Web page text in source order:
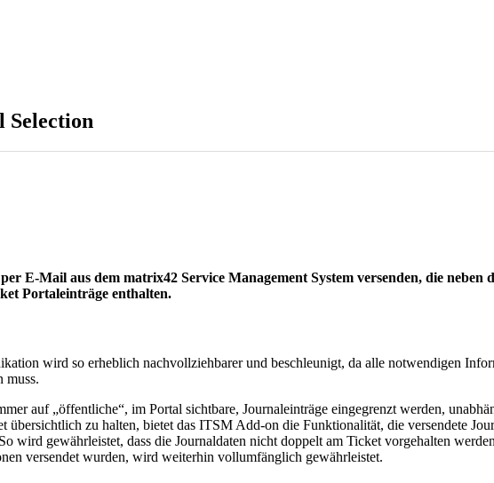
Selection
E-Mail aus dem matrix42 Service Management System versenden, die
Portaleinträge enthalten.
wird so erheblich nachvollziehbarer und beschleunigt, da alle notwendigen
muss.
auf „öffentliche“, im Portal sichtbare, Journaleinträge eingegrenzt werden,
übersichtlich zu halten, bietet das ITSM Add-on die Funktionalität, die versendete
wird gewährleistet, dass die Journaldaten nicht doppelt am Ticket vorgehalten
versendet wurden, wird weiterhin vollumfänglich gewährleistet.